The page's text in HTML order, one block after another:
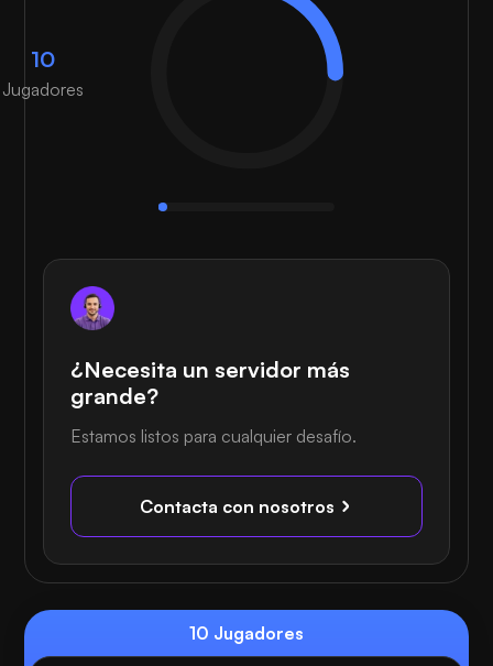
10
Jugadores
¿Necesita un servidor más
grande?
Estamos listos para cualquier desafío.
Contacta con nosotros
10 Jugadores